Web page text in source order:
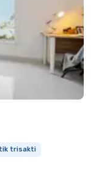
trisakti